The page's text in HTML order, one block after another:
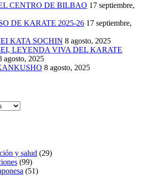
CENTRO DE BILBAO 17 septiembre,
DE KARATE 2025-26 17 septiembre,
KATA SOCHIN 8 agosto, 2025
LEYENDA VIVA DEL KARATE
agosto, 2025
8 agosto, 2025
y salud (29)
(99)
(51)